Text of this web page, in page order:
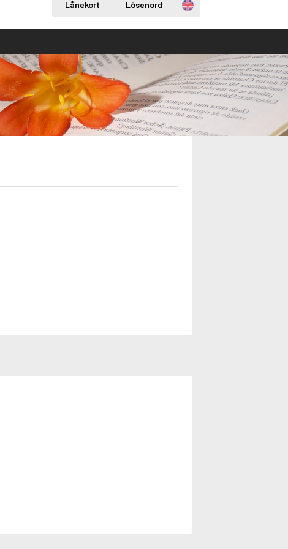
Lånekort Lösenord Engelska